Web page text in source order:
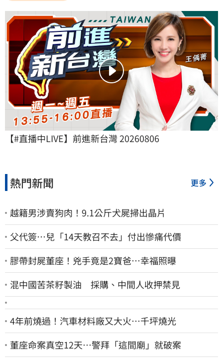
【#直播中LIVE】前進新台灣 20260806
熱門新聞 更多
越籍男涉賣狗肉！9.1公斤犬屍掃出晶片
父代簽…兒「14天教召不去」付出慘痛代價
膠帶封屍董座！兇手竟是2寶爸…幸福照曝
混中國苦茶籽製油 採購、中間人收押禁見
4年前燒過！汽車材料廠又大火…千坪燒光
董座命案真空12天…警拜「這間廟」就破案